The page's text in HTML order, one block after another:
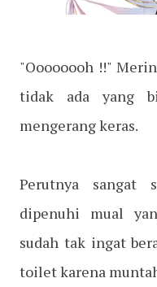
"Oooooooh !!"
tidak ada yang
mengerang keras.
Perutnya sangat
dipenuhi mual
sudah tak ingat
toilet karena